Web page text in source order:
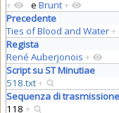
+
e Brunt+
Precedente
Ties of Blood and Water+
Regista
René Auberjonois +
Script su ST Minutiae
518.txt+
Sequenza di trasmissione
118 +